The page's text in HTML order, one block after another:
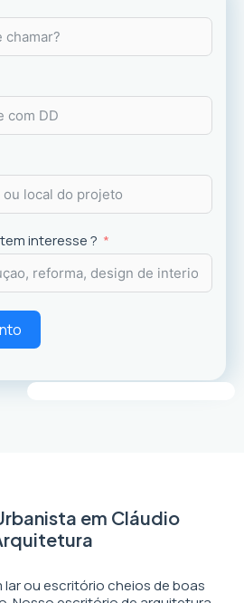
usuários.
interesse ?
em Cláudio
lar ou escritório cheios de boas